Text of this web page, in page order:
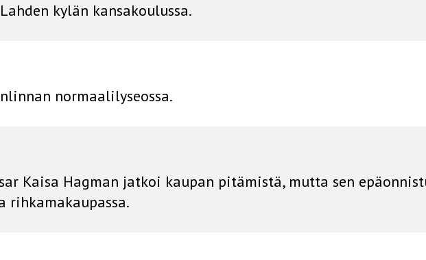
kylän kansakoulussa.
normaalilyseossa.
Kaisa Hagman jatkoi kaupan pitämistä, mutta sen
rihkamakaupassa.